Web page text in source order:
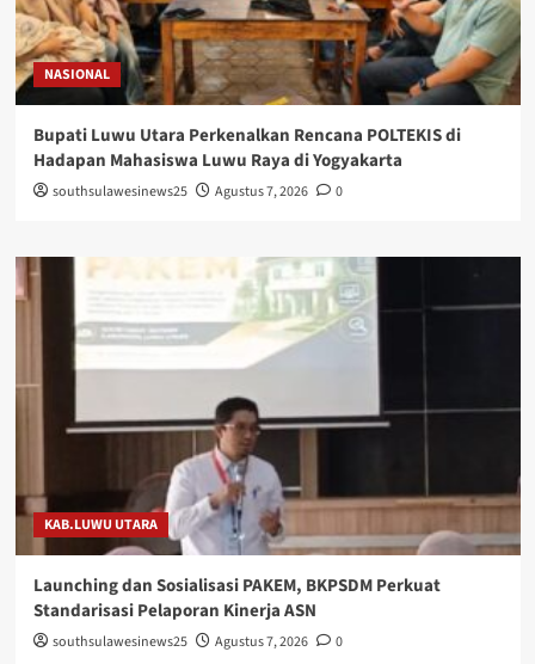
NASIONAL
Bupati Luwu Utara Perkenalkan Rencana POLTEKIS di
Hadapan Mahasiswa Luwu Raya di Yogyakarta
southsulawesinews25 Agustus 7, 2026 0
KAB.LUWU UTARA
Launching dan Sosialisasi PAKEM, BKPSDM Perkuat
Standarisasi Pelaporan Kinerja ASN
southsulawesinews25 Agustus 7, 2026 0